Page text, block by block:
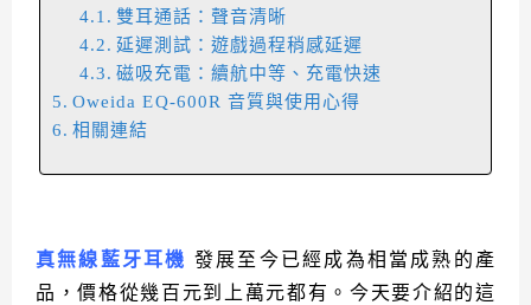
雙耳通話：聲音清晰
延遲測試：遊戲過程稍感延遲
磁吸充電：續航中等、充電快速
Oweida EQ-600R 音質與使用心得
相關連結
真無線藍牙耳機 發展至今已經成為相當成熟的產
品，價格從幾百元到上萬元都有。今天要介紹的這